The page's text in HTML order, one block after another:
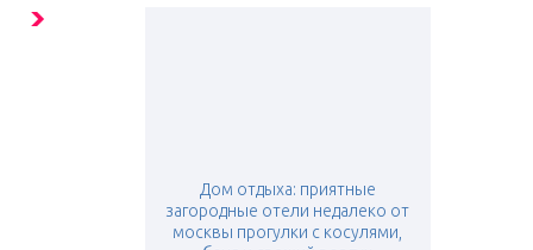
Дом отдыха: приятные
загородные отели недалеко от
москвы прогулки с косулями,